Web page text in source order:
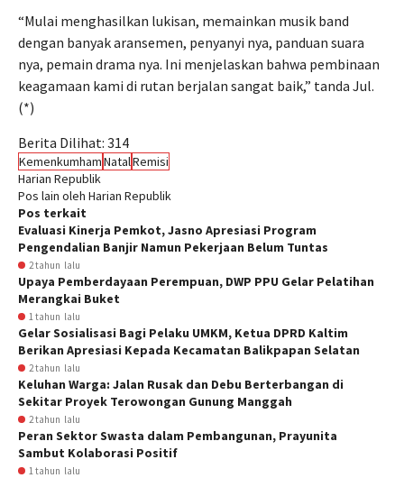
“Mulai menghasilkan lukisan, memainkan musik band
dengan banyak aransemen, penyanyi nya, panduan suara
nya, pemain drama nya. Ini menjelaskan bahwa pembinaan
keagamaan kami di rutan berjalan sangat baik,” tanda Jul.
(*)
Berita Dilihat: 314
KemenkumhamNatalRemisi
Harian Republik
Pos lain oleh Harian Republik
Pos terkait
Evaluasi Kinerja Pemkot, Jasno Apresiasi Program
Pengendalian Banjir Namun Pekerjaan Belum Tuntas
2 tahun lalu
Upaya Pemberdayaan Perempuan, DWP PPU Gelar Pelatihan
Merangkai Buket
1 tahun lalu
Gelar Sosialisasi Bagi Pelaku UMKM, Ketua DPRD Kaltim
Berikan Apresiasi Kepada Kecamatan Balikpapan Selatan
2 tahun lalu
Keluhan Warga: Jalan Rusak dan Debu Berterbangan di
Sekitar Proyek Terowongan Gunung Manggah
2 tahun lalu
Peran Sektor Swasta dalam Pembangunan, Prayunita
Sambut Kolaborasi Positif
1 tahun lalu